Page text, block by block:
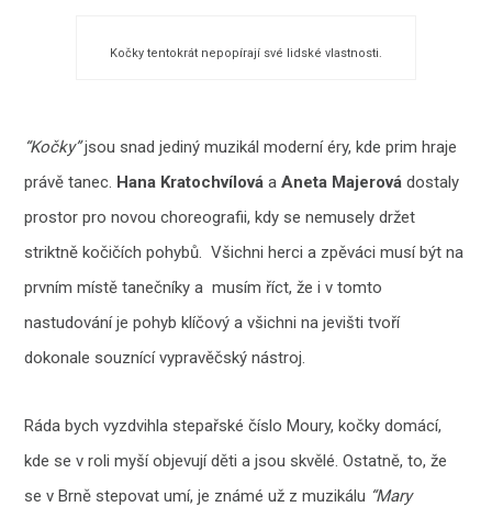
Kočky tentokrát nepopírají své lidské vlastnosti.
“Kočky”jsou snad jediný muzikál moderní éry, kde prim hraje
právě tanec. Hana Kratochvílová aAneta Majerová dostaly
prostor pro novou choreografii, kdy se nemusely držet
striktně kočičích pohybů. Všichni herci a zpěváci musí být na
prvním místě tanečníky a musím říct, že i v tomto
nastudování je pohyb klíčový a všichni na jevišti tvoří
dokonale souznící vypravěčský nástroj.
Ráda bych vyzdvihla stepařské číslo Moury, kočky domácí,
kde se v roli myší objevují děti a jsou skvělé. Ostatně, to, že
se v Brně stepovat umí, je známé už z muzikálu “Mary